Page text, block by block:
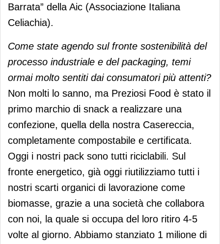
Barrata” della Aic (Associazione Italiana
Celiachia).
Come state agendo sul fronte sostenibilità del
processo industriale e del packaging, temi
ormai molto sentiti dai consumatori più attenti?
Non molti lo sanno, ma Preziosi Food è stato il
primo marchio di snack a realizzare una
confezione, quella della nostra Casereccia,
completamente compostabile e certificata.
Oggi i nostri pack sono tutti riciclabili. Sul
fronte energetico, già oggi riutilizziamo tutti i
nostri scarti organici di lavorazione come
biomasse, grazie a una società che collabora
con noi, la quale si occupa del loro ritiro 4-5
volte al giorno. Abbiamo stanziato 1 milione di